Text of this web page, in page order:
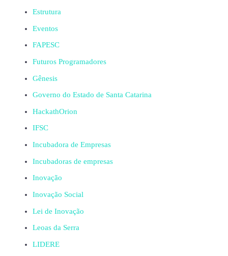
Estrutura
Eventos
FAPESC
Futuros Programadores
Gênesis
Governo do Estado de Santa Catarina
HackathOrion
IFSC
Incubadora de Empresas
Incubadoras de empresas
Inovação
Inovação Social
Lei de Inovação
Leoas da Serra
LIDERE